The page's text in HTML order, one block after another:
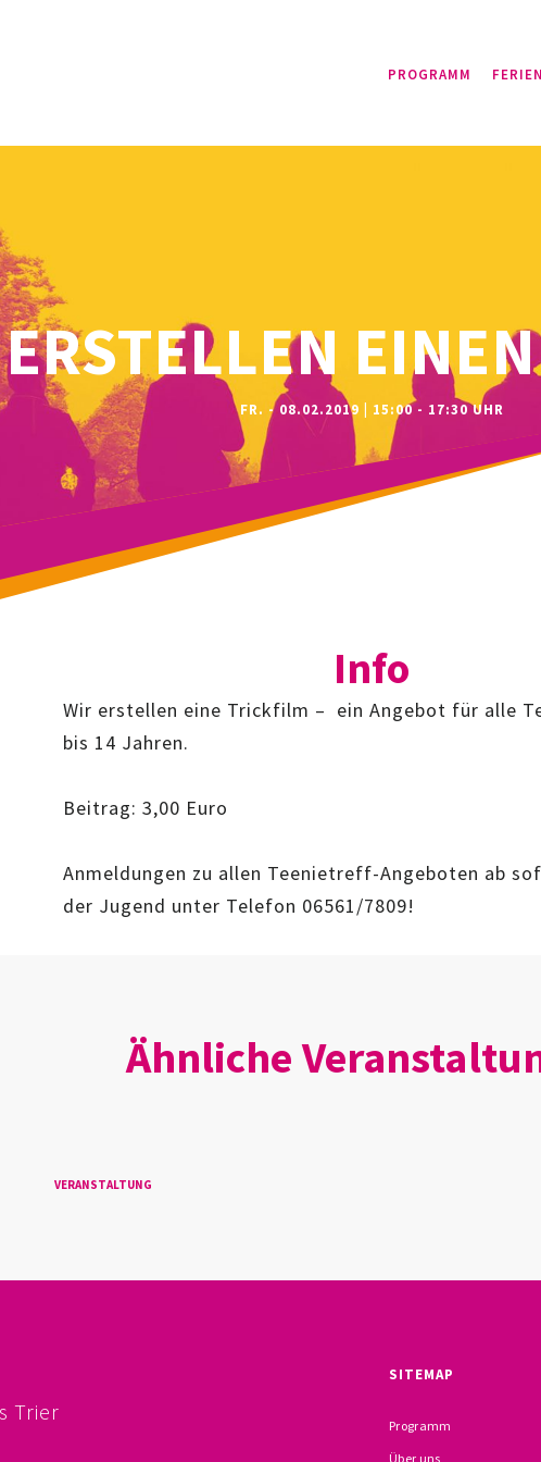
PROGRAMM
FR. - 08.02.2019 | 15:00 - 17:30 UHR
Info
Wir erstellen eine Trickfilm – ein Angebot für alle
bis 14 Jahren.
Beitrag: 3,00 Euro
Anmeldungen zu allen Teenietreff-Angeboten ab
der Jugend unter Telefon 06561/7809!
Ähnliche
VERANSTALTUNG
Trier
SITEMAP
Programm
Über uns